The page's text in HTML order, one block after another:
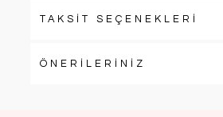
TAKSİT SEÇENEKLERİ
ÖNERİLERİNİZ